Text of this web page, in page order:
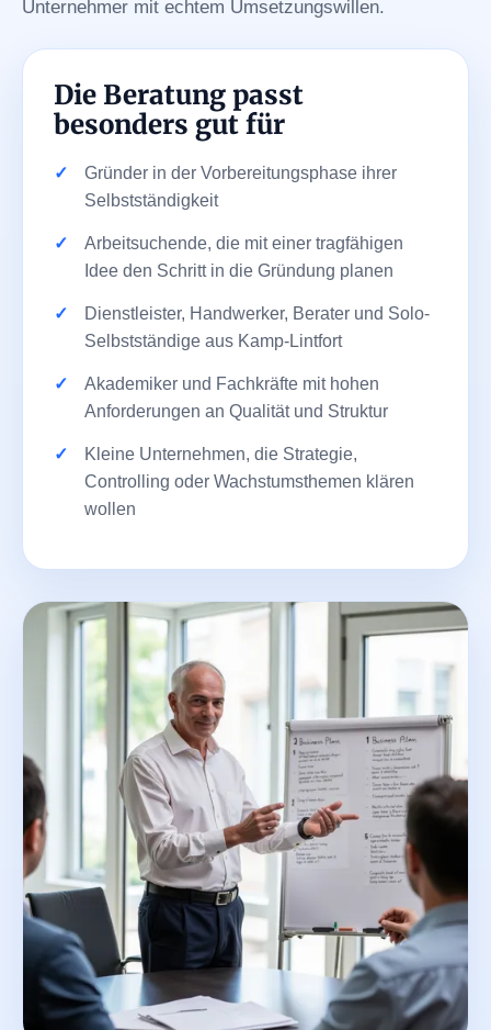
Unternehmer mit echtem Umsetzungswillen.
Die Beratung passt
besonders gut für
Gründer in der Vorbereitungsphase ihrer
Selbstständigkeit
Arbeitsuchende, die mit einer tragfähigen
Idee den Schritt in die Gründung planen
Dienstleister, Handwerker, Berater und Solo-
Selbstständige aus Kamp-Lintfort
Akademiker und Fachkräfte mit hohen
Anforderungen an Qualität und Struktur
Kleine Unternehmen, die Strategie,
Controlling oder Wachstumsthemen klären
wollen